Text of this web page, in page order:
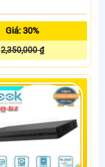
Giá: 30%
2,350,000 ₫